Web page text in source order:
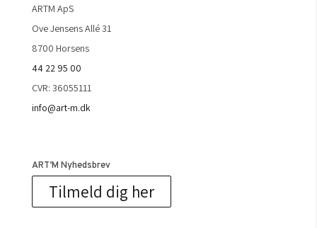
ARTM ApS
Ove Jensens Allé 31
8700 Horsens
44 22 95 00
CVR: 36055111
info@art-m.dk
ART’M Nyhedsbrev
Tilmeld dig her